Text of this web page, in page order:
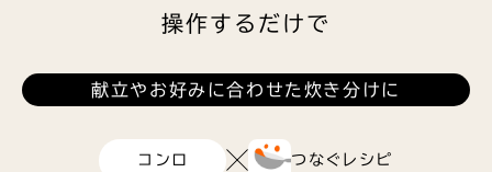
操作するだけで
献立やお好みに合わせた炊き分けに
コンロ つなぐレシピ